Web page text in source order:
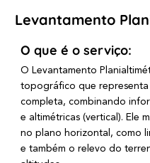
Levantamento
O que é o serviço:
O Levantamento
topográfico que
completa, combinando
e altimétricas (vertical). Ele
no plano horizontal, como
e também o relevo do